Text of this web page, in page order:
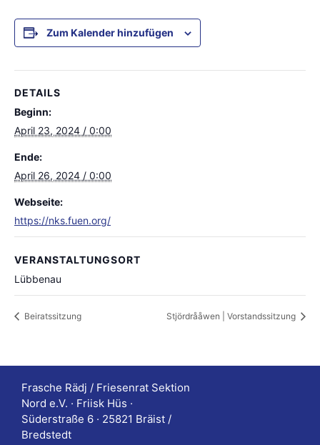
Zum Kalender hinzufügen
DETAILS
Beginn:
April 23, 2024 / 0:00
Ende:
April 26, 2024 / 0:00
Webseite:
https://nks.fuen.org/
VERANSTALTUNGSORT
Lübbenau
Beiratssitzung Stjördrååwen | Vorstandssitzung
Frasche Rädj / Friesenrat Sektion
Nord e.V. · Friisk Hüs ·
Süderstraße 6 · 25821 Bräist /
Bredstedt